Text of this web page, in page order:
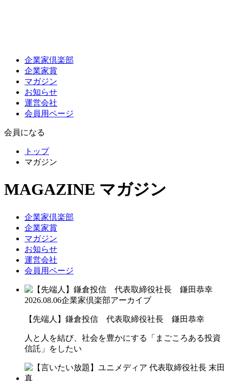
企業家倶楽部
企業家賞
マガジン
お知らせ
運営会社
会員用ページ
会員になる
トップ
マガジン
MAGAZINE マガジン
企業家倶楽部
企業家賞
マガジン
お知らせ
運営会社
会員用ページ
2026.08.06企業家倶楽部アーカイブ
【先端人】鎌倉投信 代表取締役社長 鎌田恭幸
人と人を結び、社会を豊かにする「まごころある投資
信託」をしたい